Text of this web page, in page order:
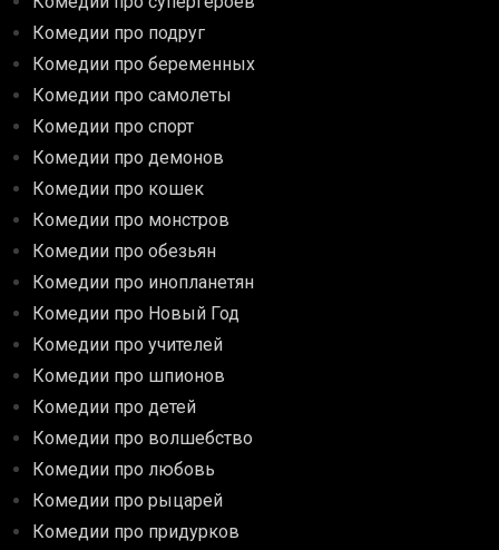
Комедии про подруг
Комедии про беременных
Комедии про самолеты
Комедии про спорт
Комедии про демонов
Комедии про кошек
Комедии про монстров
Комедии про обезьян
Комедии про инопланетян
Комедии про Новый Год
Комедии про учителей
Комедии про шпионов
Комедии про детей
Комедии про волшебство
Комедии про любовь
Комедии про рыцарей
Комедии про придурков